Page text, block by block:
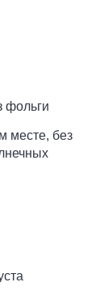
фольги
месте, без